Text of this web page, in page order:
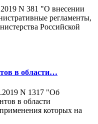
N 381 "О внесении
регламенты,
Российской
в области…
N 1317 "Об
в области
применения которых на